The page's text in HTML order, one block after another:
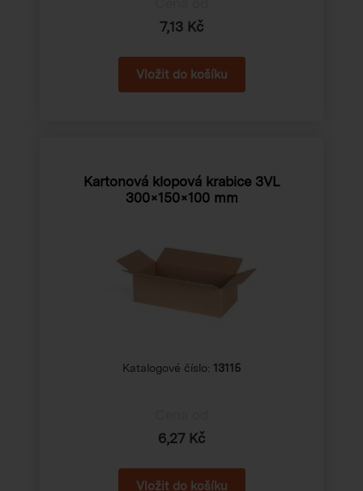
7,13 Kč
Kartonová klopová krabice 3VL
300×150×100 mm
Katalogové číslo: 13115
6,27 Kč